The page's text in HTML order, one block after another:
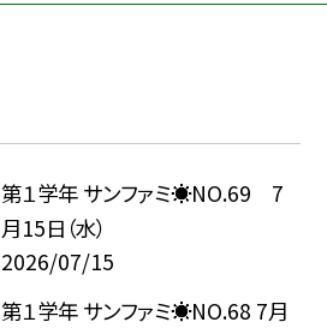
第１学年 サンファミ☀NO.69 7
月15日（水）
2026/07/15
第１学年 サンファミ☀NO.68 7月